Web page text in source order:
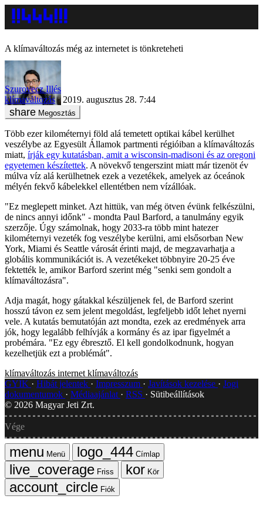
A klímaváltozás még az internetet is tönkreteheti
Szurovecz Illés
klímaváltozás
2019. augusztus 28. 7:44
Megosztás
Több ezer kilométernyi föld alá temetett optikai kábel kerülhet
veszélybe az Egyesült Államok partmenti régióiban a klímaváltozás
miatt, írják egy kutatásban, amit a wisconsin-madisoni és az oregoni
egyetemen készítettek. A növekvő tengerszint miatt már tizenöt év
múlva víz alá kerülhetnek ezek a vezetékek, amelyek az óceánok
mélyén fekvő kábelekkel ellentétben nem vízállóak.
"Ez meglepett minket. Azt hittük, van még ötven évünk felkészülni,
de nincs annyi időnk" - mondta Paul Barford, a tanulmány egyik
szerzője. Úgy számolnak, hogy 2033-ra több mint hatezer
kilométernyi vezeték fog veszélybe kerülni, ami elsősorban New
York, Miami és Seattle városát érinti majd, de megzavarhatja a
globális kommunikációt is. A vezetékeket többnyire 20-25 éve
fektették le, amikor Barford szerint még "senki sem gondolt a
klímaváltozásra".
Adja magát, hogy gátakkal készüljenek fel, de Barford szerint
hosszú távon ez sem jelent megoldást, legfeljebb időt lehet nyerni
vele. A kutatás bemutatóján azt mondta, ezek az eredmények arra
jók, hogy legalább felhívják a kormány és az ipar figyelmét a
probémára. "Ez egy ébresztő. El kell gondolkodnunk, hogyan
kezelhetjük ezt a problémát".
klímaváltozás internet klímaváltozás
GYIK
Hibát jelentek Impresszum Javítások kezelése
Jogi
dokumentumok
Médiaajánlat RSS
Sütibeállítások
© 2026 Magyar Jeti Zrt.
Vége
Menü
Címlap
Friss
Kör
Fiók